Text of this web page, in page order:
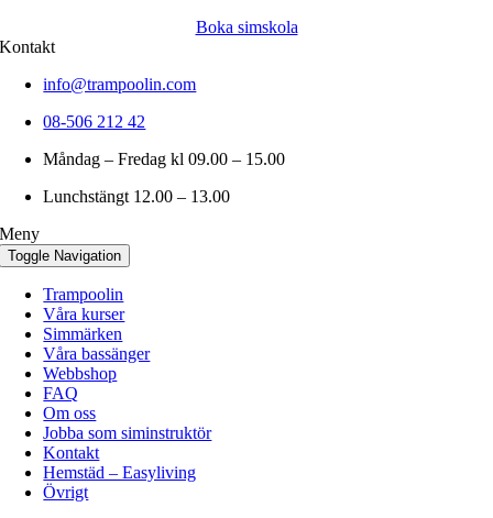
Boka simskola
Kontakt
info@trampoolin.com
08-506 212 42
Måndag – Fredag kl 09.00 – 15.00
Lunchstängt 12.00 – 13.00
Meny
Toggle Navigation
Trampoolin
Våra kurser
Simmärken
Våra bassänger
Webbshop
FAQ
Om oss
Jobba som siminstruktör
Kontakt
Hemstäd – Easyliving
Övrigt